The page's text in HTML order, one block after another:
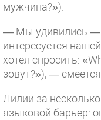
мужчина?»).
— Мы удивились —
интересуется
хотел спросить:
зовут?»), —
Лилии за
языковой барьер: